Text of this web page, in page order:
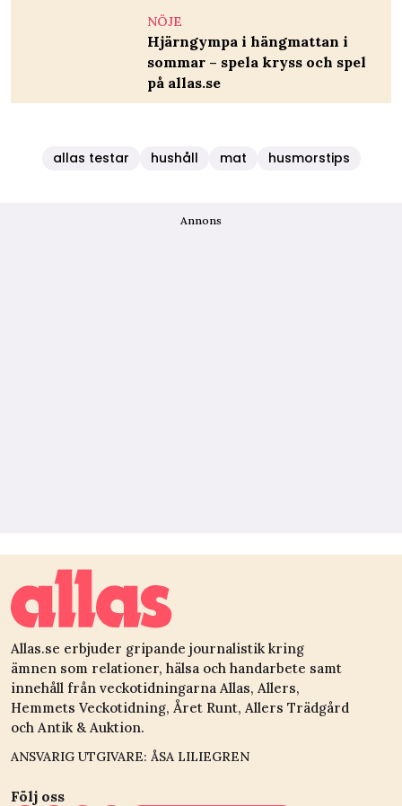
NÖJE
Hjärngympa i hängmattan i
sommar – spela kryss och spel
på allas.se
allas testar hushåll mat husmorstips
Annons
Allas.se erbjuder gripande journalistik kring
ämnen som relationer, hälsa och handarbete samt
innehåll från veckotidningarna Allas, Allers,
Hemmets Veckotidning, Året Runt, Allers Trädgård
och Antik & Auktion.
ANSVARIG UTGIVARE: ÅSA LILIEGREN
Följ oss